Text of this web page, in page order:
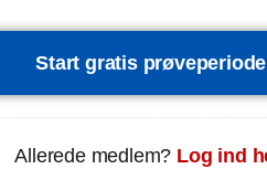
Start gratis prøveperiode
Allerede medlem? Log ind